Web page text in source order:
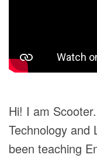
Hi! I am
Technology and
been teaching